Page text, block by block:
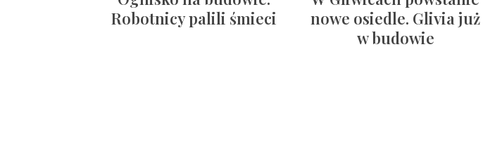
Robotnicy palili śmieci
nowe osiedle. Glivia już
w budowie